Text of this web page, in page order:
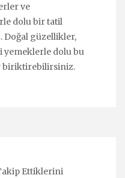
ve
dolu bir tatil
Doğal güzellikler,
yemeklerle dolu bu
biriktirebilirsiniz.
Ettiklerini